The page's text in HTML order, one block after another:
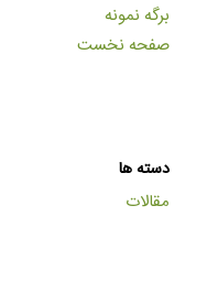
برگه نمونه
صفحه نخست
دسته ها
مقالات